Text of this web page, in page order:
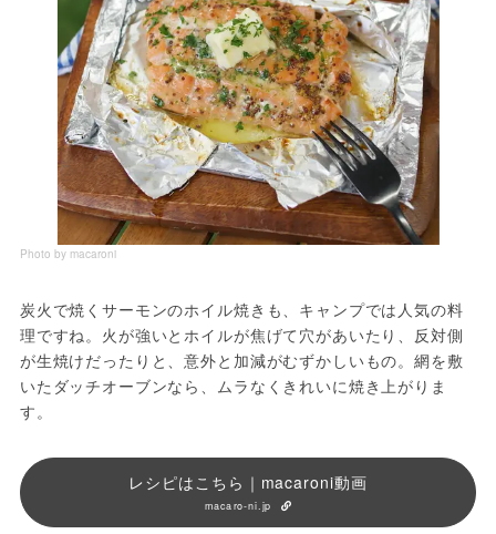
Photo by macaroni
炭火で焼くサーモンのホイル焼きも、キャンプでは人気の料
理ですね。火が強いとホイルが焦げて穴があいたり、反対側
が生焼けだったりと、意外と加減がむずかしいもの。網を敷
いたダッチオーブンなら、ムラなくきれいに焼き上がりま
す。
レシピはこちら｜macaroni動画
macaro-ni.jp